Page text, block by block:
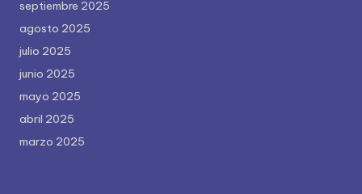
septiembre 2025
agosto 2025
julio 2025
junio 2025
mayo 2025
abril 2025
marzo 2025